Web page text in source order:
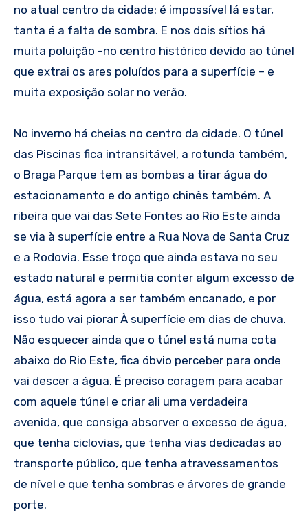
no atual centro da cidade: é impossível lá estar,
tanta é a falta de sombra. E nos dois sítios há
muita poluição -no centro histórico devido ao túnel
que extrai os ares poluídos para a superfície – e
muita exposição solar no verão.
No inverno há cheias no centro da cidade. O túnel
das Piscinas fica intransitável, a rotunda também,
o Braga Parque tem as bombas a tirar água do
estacionamento e do antigo chinês também. A
ribeira que vai das Sete Fontes ao Rio Este ainda
se via à superfície entre a Rua Nova de Santa Cruz
e a Rodovia. Esse troço que ainda estava no seu
estado natural e permitia conter algum excesso de
água, está agora a ser também encanado, e por
isso tudo vai piorar À superfície em dias de chuva.
Não esquecer ainda que o túnel está numa cota
abaixo do Rio Este, fica óbvio perceber para onde
vai descer a água. É preciso coragem para acabar
com aquele túnel e criar ali uma verdadeira
avenida, que consiga absorver o excesso de água,
que tenha ciclovias, que tenha vias dedicadas ao
transporte público, que tenha atravessamentos
de nível e que tenha sombras e árvores de grande
porte.